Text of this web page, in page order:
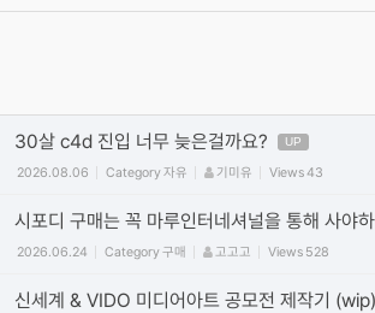
30살 c4d 진입 너무 늦은걸까요? UP
2026.08.06 Category자유 기미유 Views43
시포디 구매는 꼭 마루인터네셔널을 통해 사야
2026.06.24 Category구매 고고고 Views 528
신세계 & VIDO 미디어아트 공모전 제작기 (wip)